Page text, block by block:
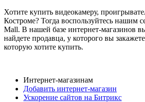
Хотите купить видеокамеру,
Костроме? Тогда воспользуйтесь нашим
Mall. В нашей базе интернет-магазинов
найдете продавца, у которого вы
которую хотите купить.
Интернет-магазинам
Добавить интернет-магазин
Ускорение сайтов на Битрикс